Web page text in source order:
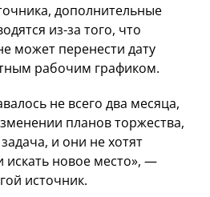
дополнительные
из-за того, что
может перенести дату
рабочим графиком.
не всего два месяца,
планов торжества,
и они не хотят
искать новое место», —
источник.